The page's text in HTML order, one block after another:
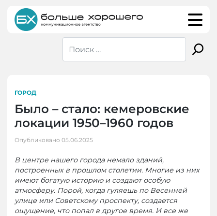
content
ГОРОД
Было – стало: кемеровские
локации 1950–1960 годов
Опубликовано 05.06.2025
В центре нашего города немало зданий,
построенных в прошлом столетии. Многие из них
имеют богатую историю и создают особую
атмосферу. Порой, когда гуляешь по Весенней
улице или Советскому проспекту, создается
ощущение, что попал в другое время. И все же